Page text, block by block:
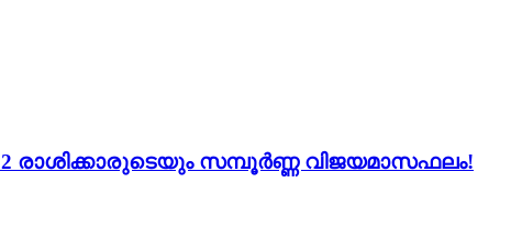
രാശിക്കാരുടെയും സമ്പൂർണ്ണ വിജയമാസഫലം!